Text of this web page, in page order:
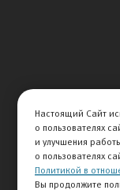
Настоящий Сайт
о пользователях
и улучшения
о пользователях
Политикой в
Вы продолжите